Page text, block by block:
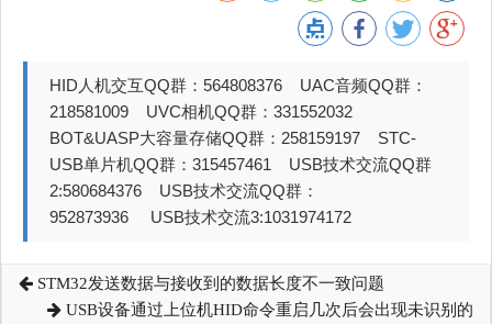
HID人机交互QQ群：564808376 UAC音频QQ群：
218581009 UVC相机QQ群：331552032
BOT&UASP大容量存储QQ群：258159197 STC-
USB单片机QQ群：315457461 USB技术交流QQ群
2:580684376 USB技术交流QQ群：
952873936 USB技术交流3:1031974172
STM32发送数据与接收到的数据长度不一致问题
USB设备通过上位机HID命令重启几次后会出现未识别的